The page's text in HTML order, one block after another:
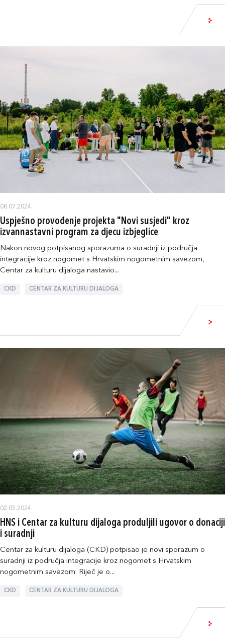
08.07.2024.
Uspješno provođenje projekta "Novi susjedi" kroz
izvannastavni program za djecu izbjeglice
Nakon novog potpisanog sporazuma o suradnji iz područja
integracije kroz nogomet s Hrvatskim nogometnim savezom,
Centar za kulturu dijaloga nastavio...
CKD CENTAR ZA KULTURU DIJALOGA
02.05.2024.
HNS i Centar za kulturu dijaloga produljili ugovor o donaciji
i suradnji
Centar za kulturu dijaloga (CKD) potpisao je novi sporazum o
suradnji iz područja integracije kroz nogomet s Hrvatskim
nogometnim savezom. Riječ je o...
CKD CENTAR ZA KULTURU DIJALOGA